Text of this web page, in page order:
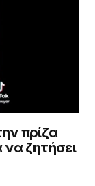
πρίζα
ζητήσει